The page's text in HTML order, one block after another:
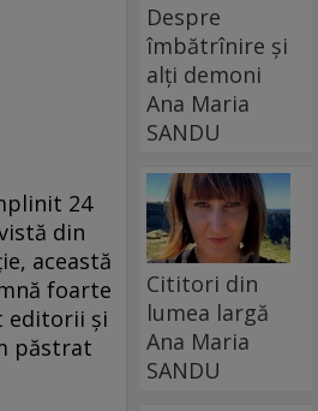
24
din
această
foarte
editorii și
păstrat
Despre
îmbătrînire și
alți demoni
Ana Maria
SANDU
Cititori din
lumea largă
Ana Maria
SANDU